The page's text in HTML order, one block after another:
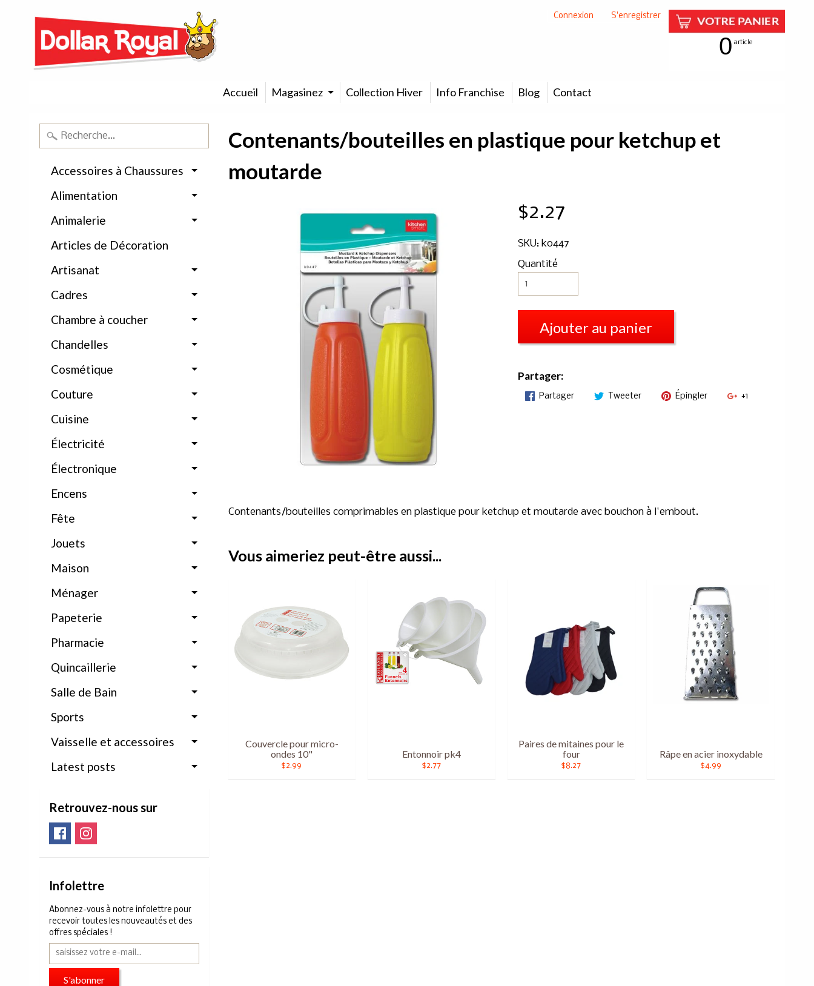
Connexion S'enregistrer
0 article
Accueil Magasinez Collection Hiver Info Franchise Blog Contact
Accessoires à Chaussures
Alimentation
Animalerie
Articles de Décoration
Artisanat
Cadres
Chambre à coucher
Chandelles
Cosmétique
Couture
Cuisine
Électricité
Électronique
Encens
Fête
Jouets
Maison
Ménager
Papeterie
Pharmacie
Quincaillerie
Salle de Bain
Sports
Vaisselle et accessoires
Latest posts
Retrouvez-nous sur
Infolettre
Abonnez-vous à notre infolettre pour
recevoir toutes les nouveautés et des
offres spéciales !
S'abonner
Contenants/bouteilles en plastique pour ketchup et
moutarde
$2.27
SKU: k0447
Quantité
Ajouter au panier
Partager:
Partager Tweeter Épingler +1
Contenants/bouteilles comprimables en plastique pour ketchup et moutarde avec bouchon à l'embout.
Vous aimeriez peut-être aussi...
Couvercle pour micro-
ondes 10"
$2.99
Entonnoir pk4
$2.77
Paires de mitaines pour le
four
$8.27
Râpe en acier inoxydable
$4.99